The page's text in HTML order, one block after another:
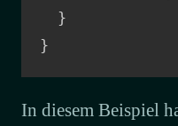
  }
}
In diesem Beispiel